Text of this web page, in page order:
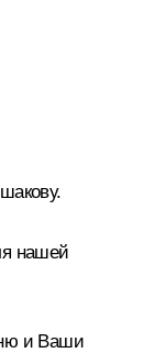
нашей
и Ваши